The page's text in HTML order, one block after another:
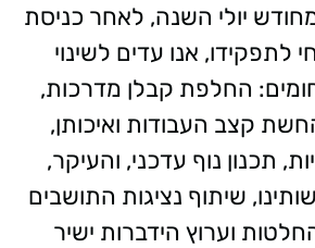
יולי השנה, לאחר כניסת
לתפקידו, אנו עדים לשינוי
החלפת קבלן מדרכות,
קצב העבודות ואיכותן,
תכנון נוף עדכני, והעיקר,
שיתוף נציגות התושבים
וערוץ הידברות ישיר